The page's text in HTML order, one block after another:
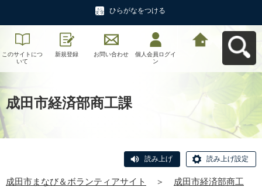
ひらがなをつける
このサイトにつ
いて
新規登録 お問い合わせ
個人会員ログイ
ン
成田市経済部商工課
読み上げ 読み上げ設定
成田市まなび＆ボランティアサイト ＞
成田市経済部商工